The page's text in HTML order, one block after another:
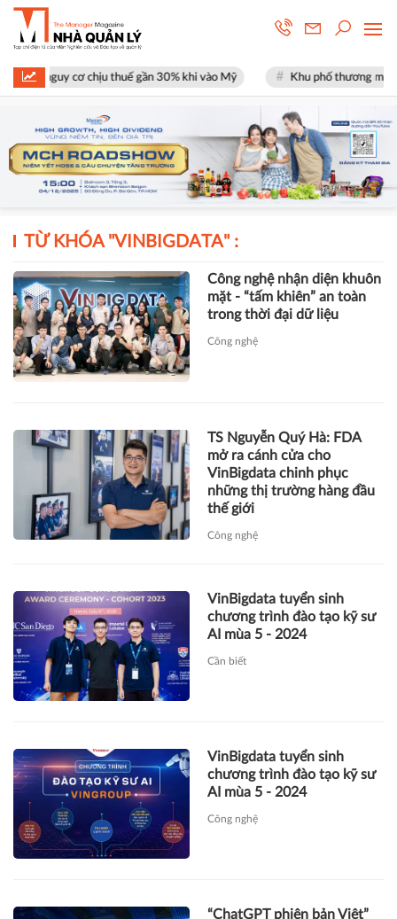
nguy cơ chịu thuế gần 30% khi vào Mỹ Khu phố thương mại
TỪ KHÓA "
Công nghệ nhận diện khuôn
mặt - “tấm khiên” an toàn
trong thời đại dữ liệu
TS Nguyễn Quý Hà: FDA
mở ra cánh cửa cho
VinBigdata tuyển sinh
chương trình đào tạo kỹ sư
AI mùa 5 - 2024
Cần biết
VinBigdata tuyển sinh
chương trình đào tạo kỹ sư
“ChatGPT phiên bản Việt”
và câu chuyện của người